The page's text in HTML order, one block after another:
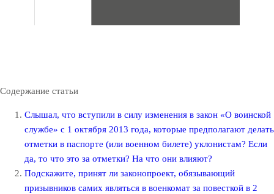
Содержание статьи
Слышал, что вступили в силу изменения в закон «О воинской
службе» с 1 октября 2013 года, которые предполагают делать
отметки в паспорте (или военном билете) уклонистам? Если
да, то что это за отметки? На что они влияют?
Подскажите, принят ли законопроект, обязывающий
призывников самих являться в военкомат за повесткой в 2